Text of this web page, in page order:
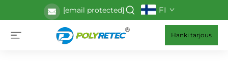
[email protected] FI
Hanki tarjous